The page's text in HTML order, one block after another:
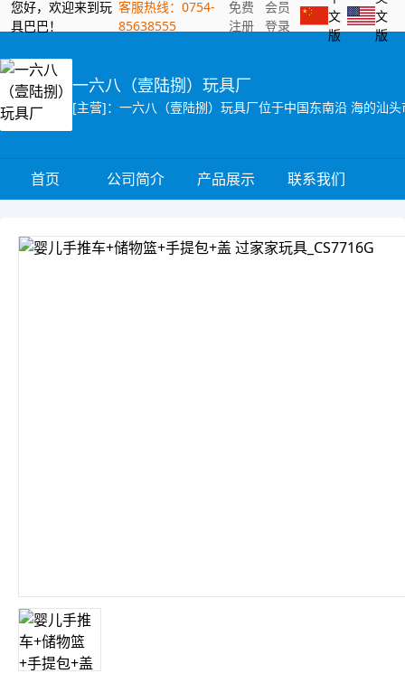
您好，欢迎来到玩
具巴巴！
客服热线：0754-
85638555
免费
注册
会员
登录
文
版
文
版
一六八（壹陆捌）玩具厂
首页 公司简介 产品展示 联系我们